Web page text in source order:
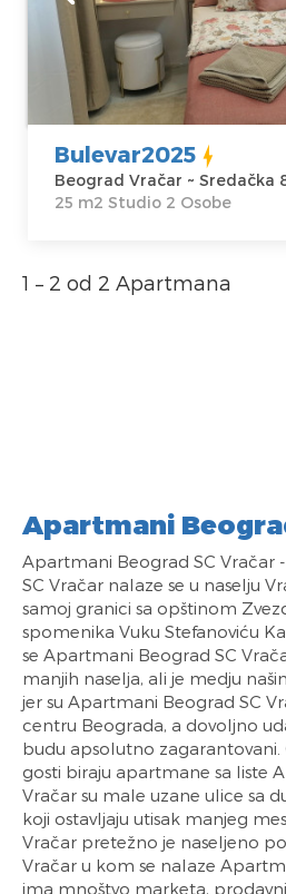
Adresa:
Sredačka 8
Cena 45 €
m2
Bulevar2025
Beograd Vračar ~ Sredačka
25 m2 Studio 2 Osobe
1 – 2 od 2 Apartmana
Apartmani
Apartmani Beograd SC Vračar
SC Vračar nalaze se u naselju
samoj granici sa opštinom
spomenika Vuku Stefanoviću
se Apartmani Beograd SC
manjih naselja, ali je medju
jer su Apartmani Beograd SC
centru Beograda, a dovoljno
budu apsolutno zagarantovani.
gosti biraju apartmane sa liste
Vračar su male uzane ulice sa
koji ostavljaju utisak manjeg
Vračar pretežno je naseljeno
Vračar u kom se nalaze
ima mnoštvo marketa,